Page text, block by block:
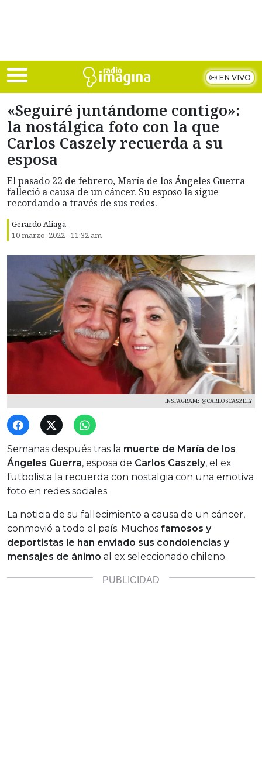
EN VIVO
«Seguiré juntándome contigo»:
la nostálgica foto con la que
Carlos Caszely recuerda a su
esposa
El pasado 22 de febrero, María de los Ángeles Guerra
falleció a causa de un cáncer. Su esposo la sigue
recordando a través de sus redes.
Gerardo Aliaga
10 marzo, 2022 - 11:32 am
INSTAGRAM: @CARLOSCASZELY
Semanas después tras la muerte de María de los
Ángeles Guerra, esposa de Carlos Caszely, el ex
futbolista la recuerda con nostalgia con una emotiva
foto en redes sociales.
La noticia de su fallecimiento a causa de un cáncer,
conmovió a todo el país. Muchos famosos y
deportistas le han enviado sus condolencias y
mensajes de ánimo al ex seleccionado chileno.